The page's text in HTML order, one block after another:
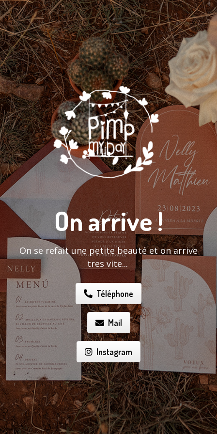
On arrive !
On se refait une petite beauté et on arrive
tres vite...
Téléphone
Mail
Instagram